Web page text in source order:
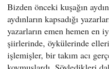
Bizden önceki kuşağın
aydınların kapsadığı
yazarların emen hemen en
şiirlerinde, öykülerinde
işlemişler, bir takım acı